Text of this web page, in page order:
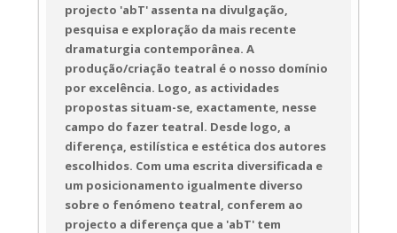
projecto 'abT' assenta na divulgação,
pesquisa e exploração da mais recente
dramaturgia contemporânea. A
produção/criação teatral é o nosso domínio
por excelência. Logo, as actividades
propostas situam-se, exactamente, nesse
campo do fazer teatral. Desde logo, a
diferença, estilística e estética dos autores
escolhidos. Com uma escrita diversificada e
um posicionamento igualmente diverso
sobre o fenómeno teatral, conferem ao
projecto a diferença que a 'abT' tem